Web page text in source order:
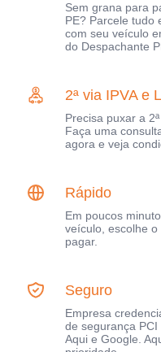
Sem grana para
PE? Parcele tudo
com seu veículo
do Despachante
2ª via IPVA e
Precisa puxar a
Faça uma
agora e veja
Rápido
Em poucos
veículo, escolhe
pagar.
Seguro
Empresa
de segurança
Aqui e Google.